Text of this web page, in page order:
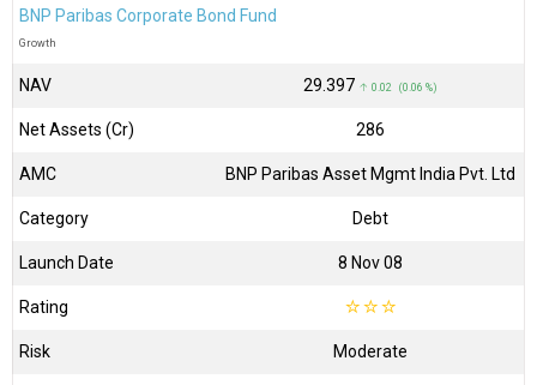
BNP Paribas Corporate Bond Fund
Growth
NAV ₹29.397 ↑ 0.02 (0.06 %)
Net Assets (Cr) ₹286
AMC BNP Paribas Asset Mgmt India Pvt. Ltd
Category Debt
Launch Date 8 Nov 08
Rating ☆☆☆
Risk Moderate